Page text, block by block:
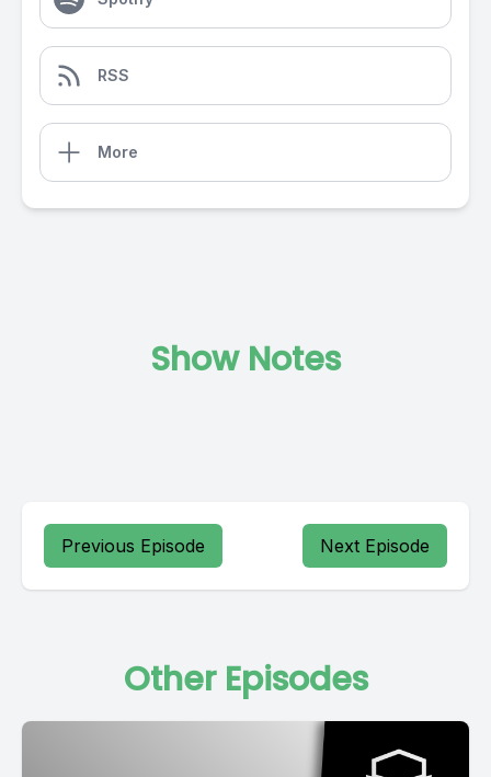
RSS
More
Show Notes
Previous Episode Next Episode
Other Episodes